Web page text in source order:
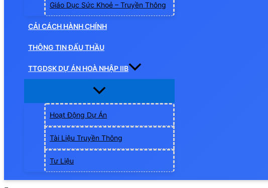
Giáo Dục Sức Khoẻ – Truyền Thông
CẢI CÁCH HÀNH CHÍNH
THÔNG TIN ĐẤU THẦU
TTGDSK DỰ ÁN HOÀ NHẬP IIB
Hoạt Động Dự Án
Tài Liệu Truyền Thông
Tư Liệu